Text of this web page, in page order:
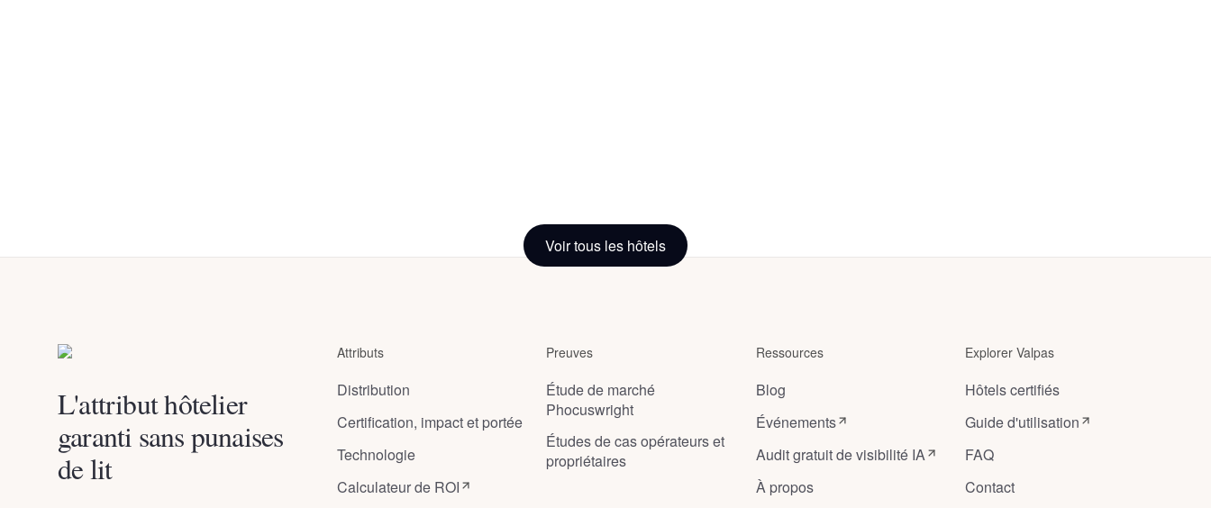
Vecchio
bis)
Voir tous les hôtels
L'attribut hôtelier
garanti sans punaises
de lit
Attributs
Distribution
Certification, impact et portée
Technologie
Calculateur de ROI
Preuves
Étude de marché
Phocuswright
Études de cas opérateurs et
propriétaires
Ressources
Blog
Événements
Audit gratuit de visibilité IA
À propos
Explorer Valpas
Hôtels certifiés
Guide d'utilisation
FAQ
Contact